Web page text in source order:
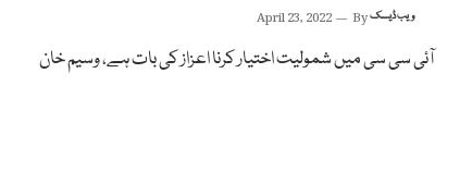
April 23, 2022 Byویب ڈیسک
آئی سی سی میں شمولیت اختیار کرنا اعزاز کی بات ہے، وسیم خان